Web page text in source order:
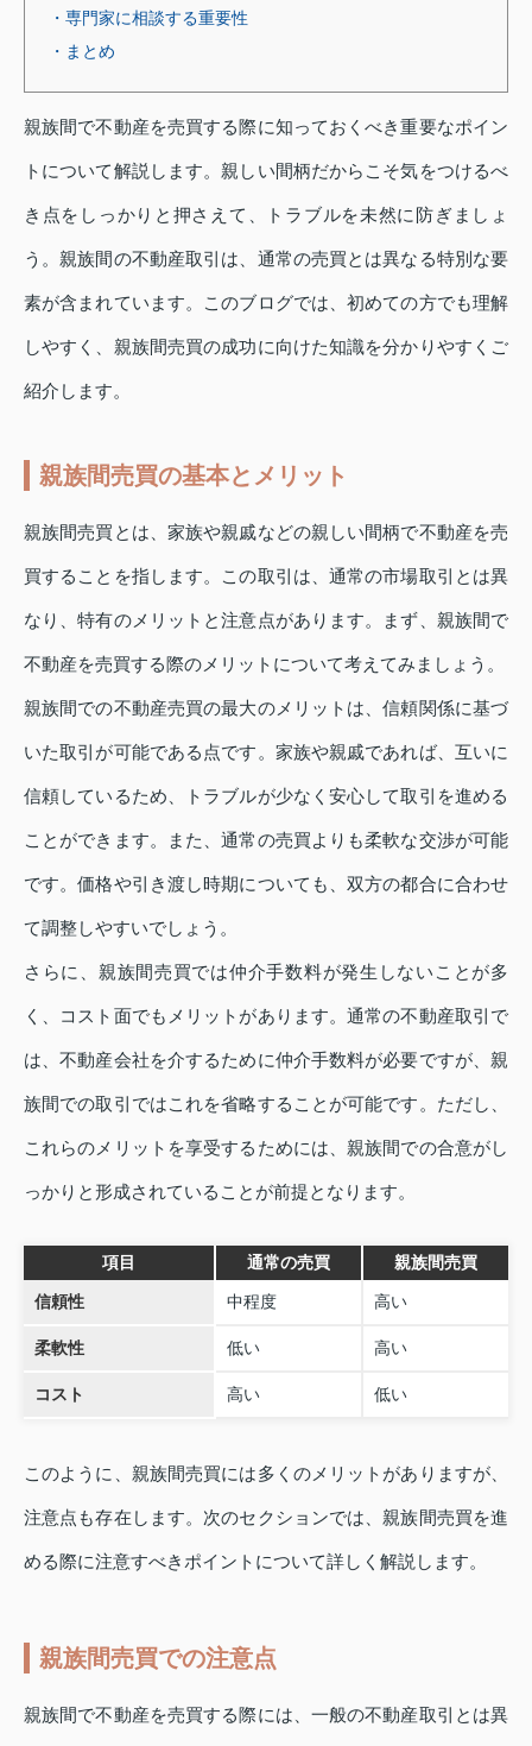
・専門家に相談する重要性
・まとめ
親族間で不動産を売買する際に知っておくべき重要なポイン
トについて解説します。親しい間柄だからこそ気をつけるべ
き点をしっかりと押さえて、トラブルを未然に防ぎましょ
う。親族間の不動産取引は、通常の売買とは異なる特別な要
素が含まれています。このブログでは、初めての方でも理解
しやすく、親族間売買の成功に向けた知識を分かりやすくご
紹介します。
親族間売買の基本とメリット
親族間売買とは、家族や親戚などの親しい間柄で不動産を売
買することを指します。この取引は、通常の市場取引とは異
なり、特有のメリットと注意点があります。まず、親族間で
不動産を売買する際のメリットについて考えてみましょう。
親族間での不動産売買の最大のメリットは、信頼関係に基づ
いた取引が可能である点です。家族や親戚であれば、互いに
信頼しているため、トラブルが少なく安心して取引を進める
ことができます。また、通常の売買よりも柔軟な交渉が可能
です。価格や引き渡し時期についても、双方の都合に合わせ
て調整しやすいでしょう。
さらに、親族間売買では仲介手数料が発生しないことが多
く、コスト面でもメリットがあります。通常の不動産取引で
は、不動産会社を介するために仲介手数料が必要ですが、親
族間での取引ではこれを省略することが可能です。ただし、
これらのメリットを享受するためには、親族間での合意がし
っかりと形成されていることが前提となります。
項目 通常の売買 親族間売買
信頼性 中程度 高い
柔軟性 低い 高い
コスト 高い 低い
このように、親族間売買には多くのメリットがありますが、
注意点も存在します。次のセクションでは、親族間売買を進
める際に注意すべきポイントについて詳しく解説します。
親族間売買での注意点
親族間で不動産を売買する際には、一般の不動産取引とは異